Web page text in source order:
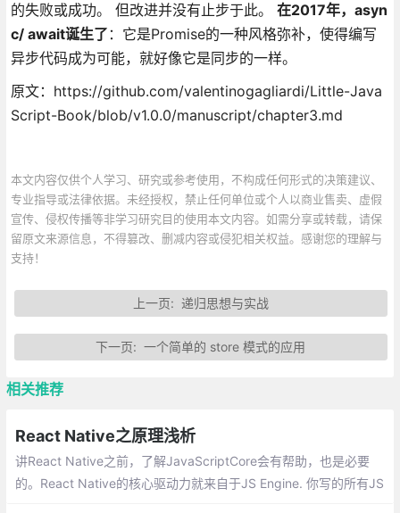
的失败或成功。 但改进并没有止步于此。 在2017年，asyn
c/ await诞生了 ：它是Promise的一种风格弥补，使得编写
异步代码成为可能，就好像它是同步的一样。
原文：https://github.com/valentinogagliardi/Little-Java
Script-Book/blob/v1.0.0/manuscript/chapter3.md
本文内容仅供个人学习、研究或参考使用，不构成任何形式的决策建议、
专业指导或法律依据。未经授权，禁止任何单位或个人以商业售卖、虚假
宣传、侵权传播等非学习研究目的使用本文内容。如需分享或转载，请保
留原文来源信息，不得篡改、删减内容或侵犯相关权益。感谢您的理解与
支持！
上一页: 递归思想与实战
下一页:一个简单的 store 模式的应用
相关推荐
React Native之原理浅析
讲React Native之前，了解JavaScriptCore会有帮助，也是必要
的。React Native的核心驱动力就来自于JS Engine. 你写的所有JS